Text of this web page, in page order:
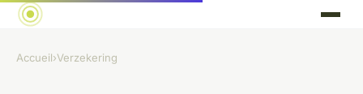
Accueil›Verzekering